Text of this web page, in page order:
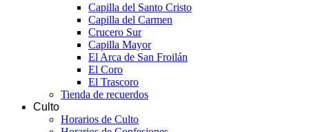
Capilla del Santo Cristo
Capilla del Carmen
Crucero Sur
Capilla Mayor
El Arca de San Froilán
El Coro
El Trascoro
Tienda de recuerdos
Culto
Horarios de Culto